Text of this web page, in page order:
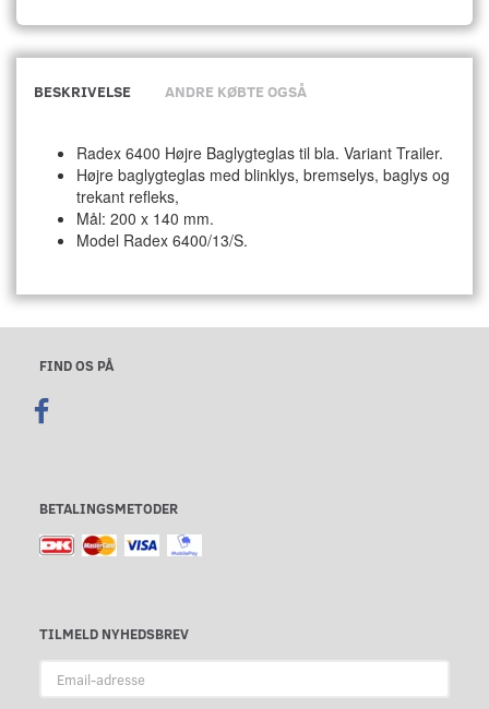
BESKRIVELSE ANDRE KØBTE OGSÅ
Radex 6400 Højre Baglygteglas til bla. Variant Trailer.
Højre baglygteglas med blinklys, bremselys, baglys og
trekant refleks,
Mål: 200 x 140 mm.
Model Radex 6400/13/S.
FIND OS PÅ
BETALINGSMETODER
TILMELD NYHEDSBREV
adresse